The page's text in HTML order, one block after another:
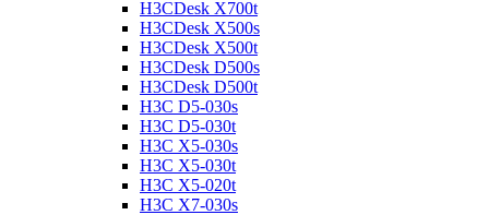
H3CDesk X700t
H3CDesk X500s
H3CDesk X500t
H3CDesk D500s
H3CDesk D500t
H3C D5-030s
H3C D5-030t
H3C X5-030s
H3C X5-030t
H3C X5-020t
H3C X7-030s